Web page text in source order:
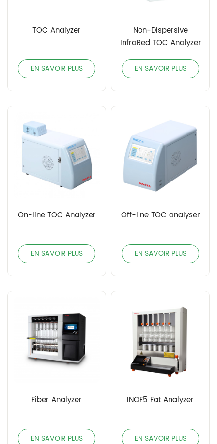
TOC Analyzer
EN SAVOIR PLUS
Non-Dispersive
InfraRed TOC Analyzer
EN SAVOIR PLUS
On-line TOC Analyzer
EN SAVOIR PLUS
Off-line TOC analyser
EN SAVOIR PLUS
Fiber Analyzer
EN SAVOIR PLUS
INOF5 Fat Analyzer
EN SAVOIR PLUS